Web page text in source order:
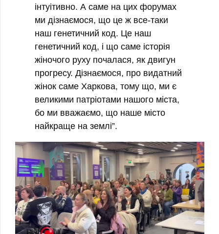
інтуітивно. А саме на цих форумах
ми дізнаємося, що це ж все-таки
наш генетичний код. Це наш
генетичний код, і що саме історія
жіночого руху почалася, як двигун
прогресу. Дізнаємося, про видатний
жінок саме Харкова, тому що, ми є
великими патріотами нашого міста,
бо ми вважаємо, що наше місто
найкраще на землі”.